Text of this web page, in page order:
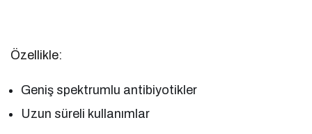
Özellikle:
Geniş spektrumlu antibiyotikler
Uzun süreli kullanımlar